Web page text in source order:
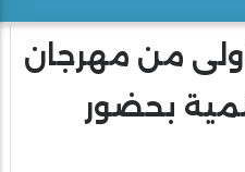
من مهرجان
بحضور